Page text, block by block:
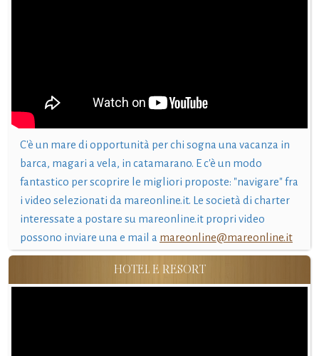
C'è un mare di opportunità per chi sogna una vacanza in
barca, magari a vela, in catamarano. E c'è un modo
fantastico per scoprire le migliori proposte: "navigare" fra
i video selezionati da mareonline.it. Le società di charter
interessate a postare su mareonline.it propri video
possono inviare una e mail a mareonline@mareonline.it
HOTEL E RESORT